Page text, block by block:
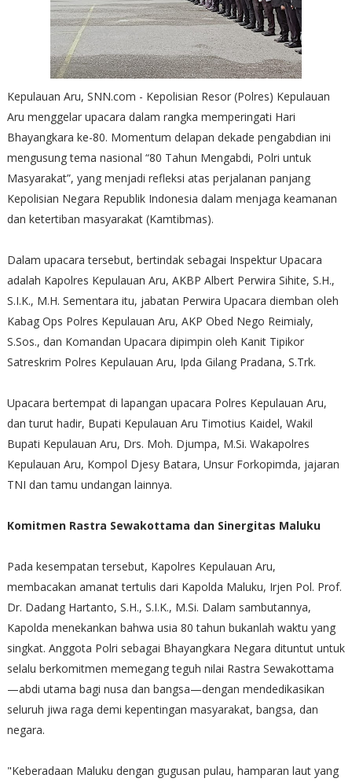
Kepulauan Aru, SNN.com - Kepolisian Resor (Polres) Kepulauan
Aru menggelar upacara dalam rangka memperingati Hari
Bhayangkara ke-80. Momentum delapan dekade pengabdian ini
mengusung tema nasional “80 Tahun Mengabdi, Polri untuk
Masyarakat”, yang menjadi refleksi atas perjalanan panjang
Kepolisian Negara Republik Indonesia dalam menjaga keamanan
dan ketertiban masyarakat (Kamtibmas).
Dalam upacara tersebut, bertindak sebagai Inspektur Upacara
adalah Kapolres Kepulauan Aru, AKBP Albert Perwira Sihite, S.H.,
S.I.K., M.H. Sementara itu, jabatan Perwira Upacara diemban oleh
Kabag Ops Polres Kepulauan Aru, AKP Obed Nego Reimialy,
S.Sos., dan Komandan Upacara dipimpin oleh Kanit Tipikor
Satreskrim Polres Kepulauan Aru, Ipda Gilang Pradana, S.Trk.
Upacara bertempat di lapangan upacara Polres Kepulauan Aru,
dan turut hadir, Bupati Kepulauan Aru Timotius Kaidel, Wakil
Bupati Kepulauan Aru, Drs. Moh. Djumpa, M.Si. Wakapolres
Kepulauan Aru, Kompol Djesy Batara, Unsur Forkopimda, jajaran
TNI dan tamu undangan lainnya.
Komitmen Rastra Sewakottama dan Sinergitas Maluku
Pada kesempatan tersebut, Kapolres Kepulauan Aru,
membacakan amanat tertulis dari Kapolda Maluku, Irjen Pol. Prof.
Dr. Dadang Hartanto, S.H., S.I.K., M.Si. Dalam sambutannya,
Kapolda menekankan bahwa usia 80 tahun bukanlah waktu yang
singkat. Anggota Polri sebagai Bhayangkara Negara dituntut untuk
selalu berkomitmen memegang teguh nilai Rastra Sewakottama
—abdi utama bagi nusa dan bangsa—dengan mendedikasikan
seluruh jiwa raga demi kepentingan masyarakat, bangsa, dan
negara.
"Keberadaan Maluku dengan gugusan pulau, hamparan laut yang